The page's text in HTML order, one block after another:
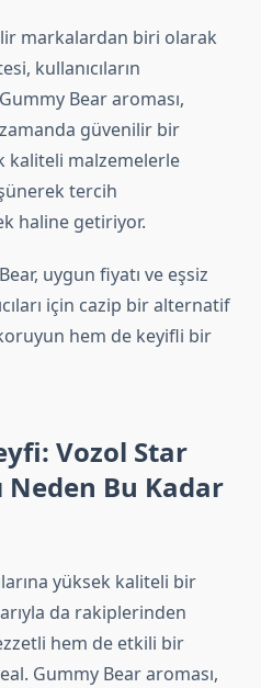
markalardan biri olarak
kullanıcıların
Bear aroması,
güvenilir bir
kaliteli malzemelerle
tercih
haline getiriyor.
uygun fiyatı ve eşsiz
için cazip bir alternatif
hem de keyifli bir
Vozol Star
Neden Bu Kadar
yüksek kaliteli bir
da rakiplerinden
hem de etkili bir
Gummy Bear aroması,